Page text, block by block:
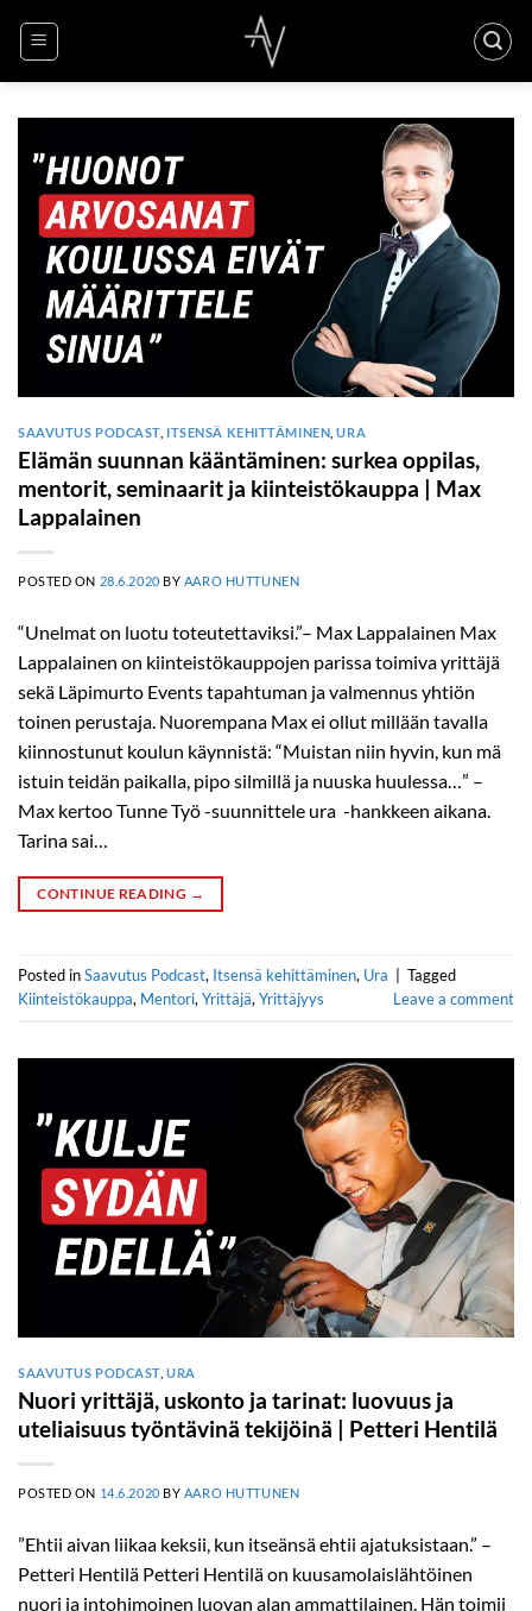
SAAVUTUS PODCAST, ITSENSÄ KEHITTÄMINEN ,URA
Elämän suunnan kääntäminen: surkea oppilas,
mentorit, seminaarit ja kiinteistökauppa | Max
Lappalainen
POSTED ON 28.6.2020 BY AARO HUTTUNEN
“Unelmat on luotu toteutettaviksi.”– Max Lappalainen Max
Lappalainen on kiinteistökauppojen parissa toimiva yrittäjä
sekä Läpimurto Events tapahtuman ja valmennus yhtiön
toinen perustaja. Nuorempana Max ei ollut millään tavalla
kiinnostunut koulun käynnistä: “Muistan niin hyvin, kun mä
istuin teidän paikalla, pipo silmillä ja nuuska huulessa…” –
Max kertoo Tunne Työ -suunnittele ura -hankkeen aikana.
Tarina sai…
CONTINUE READING →
Posted inSaavutus Podcast, Itsensä kehittäminen, Ura
Tagged
Kiinteistökauppa, Mentori, Yrittäjä, Yrittäjyys Leave a comment
SAAVUTUS PODCAST,URA
Nuori yrittäjä, uskonto ja tarinat: luovuus ja
uteliaisuus työntävinä tekijöinä | Petteri Hentilä
POSTED ON 14.6.2020 BY AARO HUTTUNEN
”Ehtii aivan liikaa keksii, kun itseänsä ehtii ajatuksistaan.” –
Petteri Hentilä Petteri Hentilä on kuusamolaislähtöinen
nuori ja intohimoinen luovan alan ammattilainen. Hän toimii